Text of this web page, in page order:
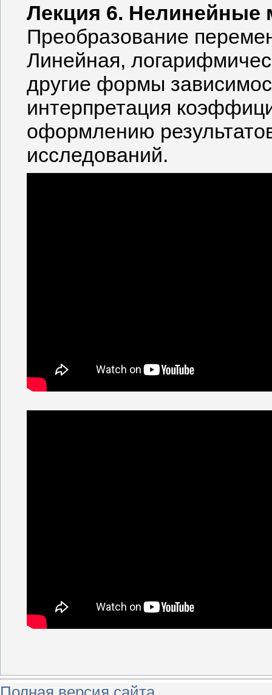
Лекция 6. Нелинейные
Преобразование
Линейная,
другие формы
интерпретация
оформлению
исследований.